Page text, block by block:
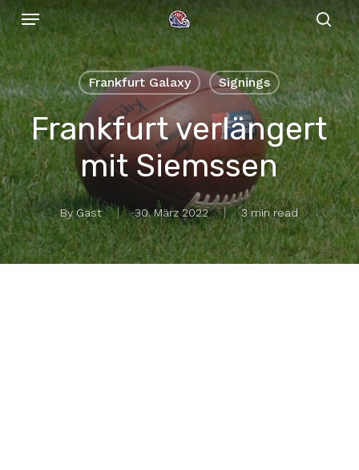
Skip
to
main
content
Menu
Frankfurt Galaxy Signings
Frankfurt verlängert
mit Siemssen
By Gast 30. März 2022 3 min read